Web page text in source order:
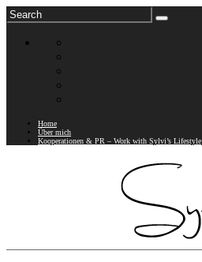
Home
Über mich
Kooperationen & PR – Work with Sylvi’s Lifestyle